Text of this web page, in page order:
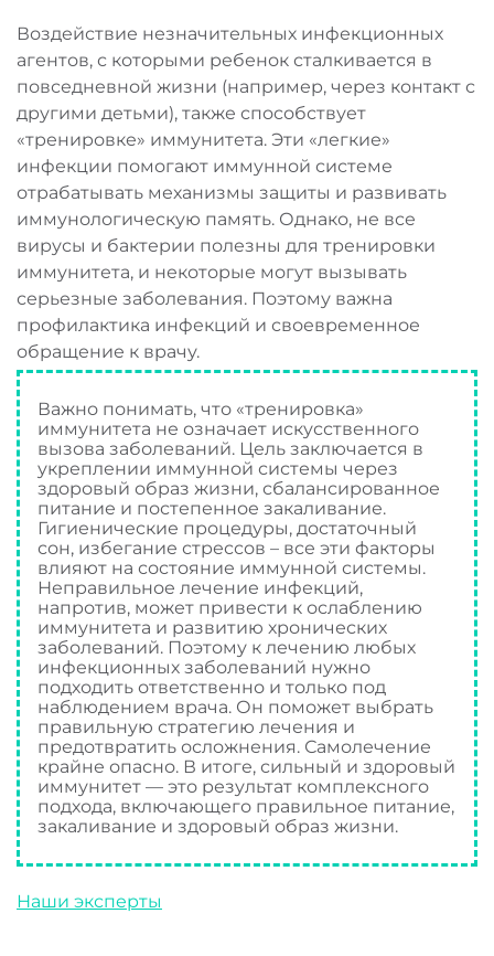
Воздействие незначительных инфекционных
агентов, с которыми ребенок сталкивается в
повседневной жизни (например, через контакт с
другими детьми), также способствует
«тренировке» иммунитета. Эти «легкие»
инфекции помогают иммунной системе
отрабатывать механизмы защиты и развивать
иммунологическую память. Однако, не все
вирусы и бактерии полезны для тренировки
иммунитета, и некоторые могут вызывать
серьезные заболевания. Поэтому важна
профилактика инфекций и своевременное
обращение к врачу.
Важно понимать, что «тренировка»
иммунитета не означает искусственного
вызова заболеваний. Цель заключается в
укреплении иммунной системы через
здоровый образ жизни, сбалансированное
питание и постепенное закаливание.
Гигиенические процедуры, достаточный
сон, избегание стрессов – все эти факторы
влияют на состояние иммунной системы.
Неправильное лечение инфекций,
напротив, может привести к ослаблению
иммунитета и развитию хронических
заболеваний. Поэтому к лечению любых
инфекционных заболеваний нужно
подходить ответственно и только под
наблюдением врача. Он поможет выбрать
правильную стратегию лечения и
предотвратить осложнения. Самолечение
крайне опасно. В итоге, сильный и здоровый
иммунитет — это результат комплексного
подхода, включающего правильное питание,
закаливание и здоровый образ жизни.
Наши эксперты